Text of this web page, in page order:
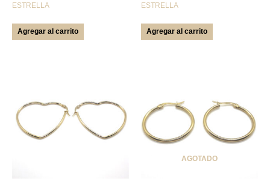
ESTRELLA
Agregar al carrito
ESTRELLA
Agregar al carrito
AGOTADO